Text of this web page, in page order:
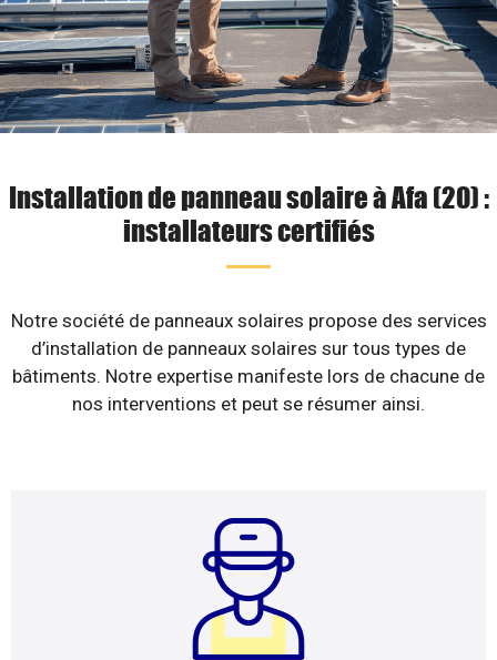
Installation de panneau solaire à Afa (20) :
installateurs certifiés
Notre société de panneaux solaires propose des services
d’installation de panneaux solaires sur tous types de
bâtiments. Notre expertise manifeste lors de chacune de
nos interventions et peut se résumer ainsi.